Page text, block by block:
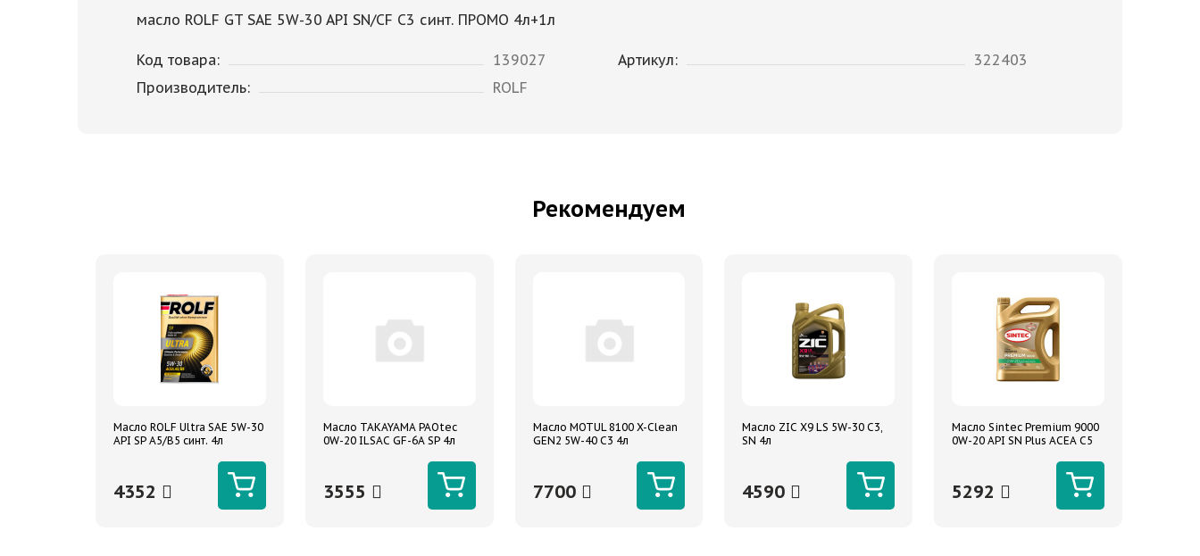
масло ROLF GT SAE 5W-30 API SN/CF C3 синт. ПРОМО 4л+1л
Код товара:
139027
Производитель:
ROLF
Артикул: 322403
Рекомендуем
Масло ROLF Ultra SAE 5W-30
API SP A5/B5 синт. 4л
4352
Масло TAKAYAMA PAOtec
0W-20 ILSAC GF-6A SP 4л
3555
Масло MOTUL 8100 X-Clean
GEN2 5W-40 C3 4л
7700
Масло ZIC X9 LS 5W-30 C3,
SN 4л
4590
Масло Sintec Premium 9000
0W-20 API SN Plus ACEA C5
5292